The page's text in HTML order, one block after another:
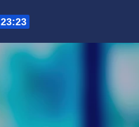
23:23